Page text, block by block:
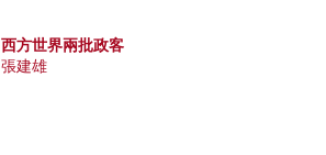
西方世界兩批政客
張建雄